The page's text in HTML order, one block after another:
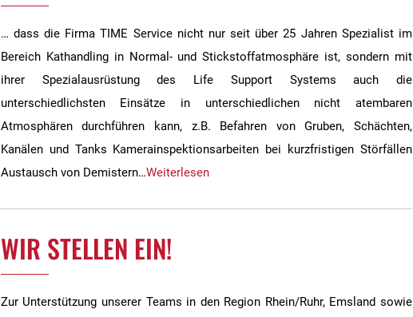
… dass die Firma TIME Service nicht nur seit über 25 Jahren Spezialist im
Bereich Kathandling in Normal- und Stickstoffatmosphäre ist, sondern mit
ihrer Spezialausrüstung des Life Support Systems auch die
unterschiedlichsten Einsätze in unterschiedlichen nicht atembaren
Atmosphären durchführen kann, z.B. Befahren von Gruben, Schächten,
Kanälen und Tanks Kamerainspektionsarbeiten bei kurzfristigen Störfällen
Austausch von Demistern…Weiterlesen
WIR STELLEN EIN!
Zur Unterstützung unserer Teams in den Region Rhein/Ruhr, Emsland sowie